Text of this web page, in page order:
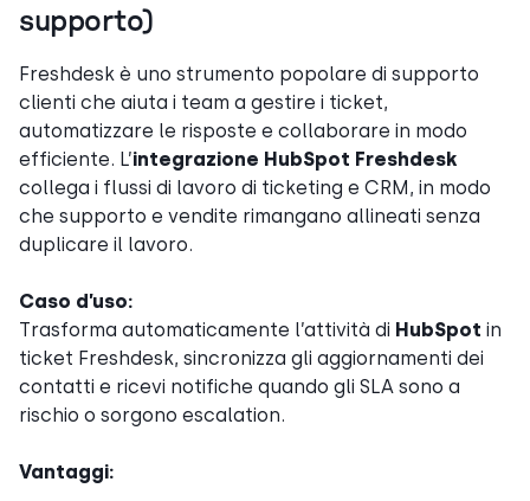
supporto)
Freshdesk è uno strumento popolare di supporto
clienti che aiuta i team a gestire i ticket,
automatizzare le risposte e collaborare in modo
efficiente. L’integrazione HubSpot Freshdesk
collega i flussi di lavoro di ticketing e CRM, in modo
che supporto e vendite rimangano allineati senza
duplicare il lavoro.
Caso d’uso:
Trasforma automaticamente l’attività di HubSpot in
ticket Freshdesk, sincronizza gli aggiornamenti dei
contatti e ricevi notifiche quando gli SLA sono a
rischio o sorgono escalation.
Vantaggi: